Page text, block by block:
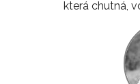
která chutná,